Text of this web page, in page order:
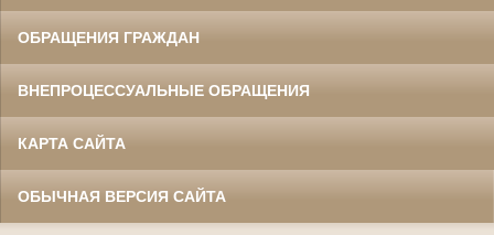
ОБРАЩЕНИЯ ГРАЖДАН
ВНЕПРОЦЕССУАЛЬНЫЕ ОБРАЩЕНИЯ
КАРТА САЙТА
ОБЫЧНАЯ ВЕРСИЯ САЙТА